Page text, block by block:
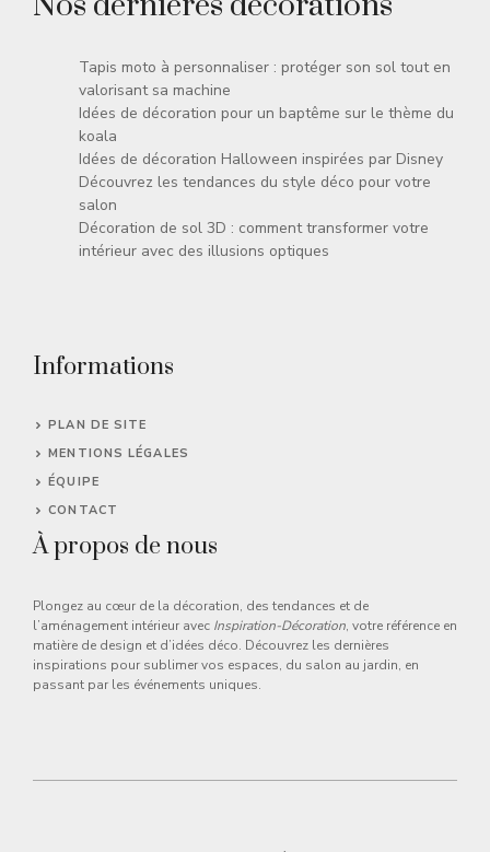
Tapis moto à personnaliser : protéger son sol tout en
valorisant sa machine
Idées de décoration pour un baptême sur le thème du
koala
Idées de décoration Halloween inspirées par Disney
Découvrez les tendances du style déco pour votre
salon
Décoration de sol 3D : comment transformer votre
intérieur avec des illusions optiques
Informations
PLAN DE SITE
MENTIONS LÉGALES
ÉQUIPE
CONTACT
À propos de nous
Plongez au cœur de la décoration, des tendances et de
l’aménagement intérieur avec Inspiration-Décoration, votre référence en
matière de design et d’idées déco. Découvrez les dernières
inspirations pour sublimer vos espaces, du salon au jardin, en
passant par les événements uniques.